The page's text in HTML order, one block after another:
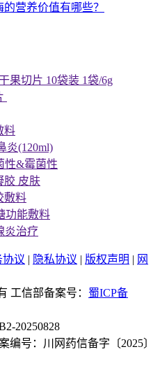
营养价值有哪些？
果切片 10袋装 1袋/6g
料
炎(120ml)
性&霉菌性
胶 皮肤
敷料
功能敷料
炎治疗
协议 | 隐私协议 | 版权声明 | 网
工信部备案号： 蜀ICP备
20250828
编号： 川网药信备字〔2025〕